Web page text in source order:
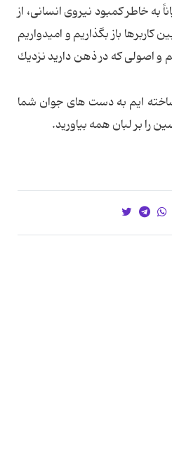
خاطر کمبود نیروی انسانی، از
باز بگذاریم و امیدواریم
و اصولی كه در ذهن دارید نزدیك
ایم به دست های جوان شما
را بر لبان همه بیاورید.